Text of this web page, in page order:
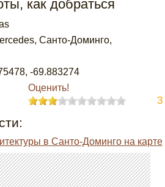
как добраться
Санто-Доминго,
,-69.883274
Оценить!
3
в Санто-Доминго на карте